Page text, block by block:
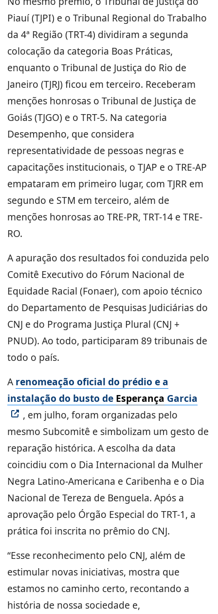
Piauí (TJPI) e o Tribunal Regional do Trabalho
da 4ª Região (TRT-4) dividiram a segunda
colocação da categoria Boas Práticas,
enquanto o Tribunal de Justiça do Rio de
Janeiro (TJRJ) ficou em terceiro. Receberam
menções honrosas o Tribunal de Justiça de
Goiás (TJGO) e o TRT-5. Na categoria
Desempenho, que considera
representatividade de pessoas negras e
capacitações institucionais, o TJAP e o TRE-AP
empataram em primeiro lugar, com TJRR em
segundo e STM em terceiro, além de
menções honrosas ao TRE-PR, TRT-14 e TRE-
RO.
A apuração dos resultados foi conduzida pelo
Comitê Executivo do Fórum Nacional de
Equidade Racial (Fonaer), com apoio técnico
do Departamento de Pesquisas Judiciárias do
CNJ e do Programa Justiça Plural (CNJ +
PNUD). Ao todo, participaram 89 tribunais de
todo o país.
A renomeação oficial do prédio e a
instalação do busto de Esperança Garcia
, em julho, foram organizadas pelo
mesmo Subcomitê e simbolizam um gesto de
reparação histórica. A escolha da data
coincidiu com o Dia Internacional da Mulher
Negra Latino-Americana e Caribenha e o Dia
Nacional de Tereza de Benguela. Após a
aprovação pelo Órgão Especial do TRT-1, a
prática foi inscrita no prêmio do CNJ.
“Esse reconhecimento pelo CNJ, além de
estimular novas iniciativas, mostra que
estamos no caminho certo, recontando a
história de nossa sociedade e,